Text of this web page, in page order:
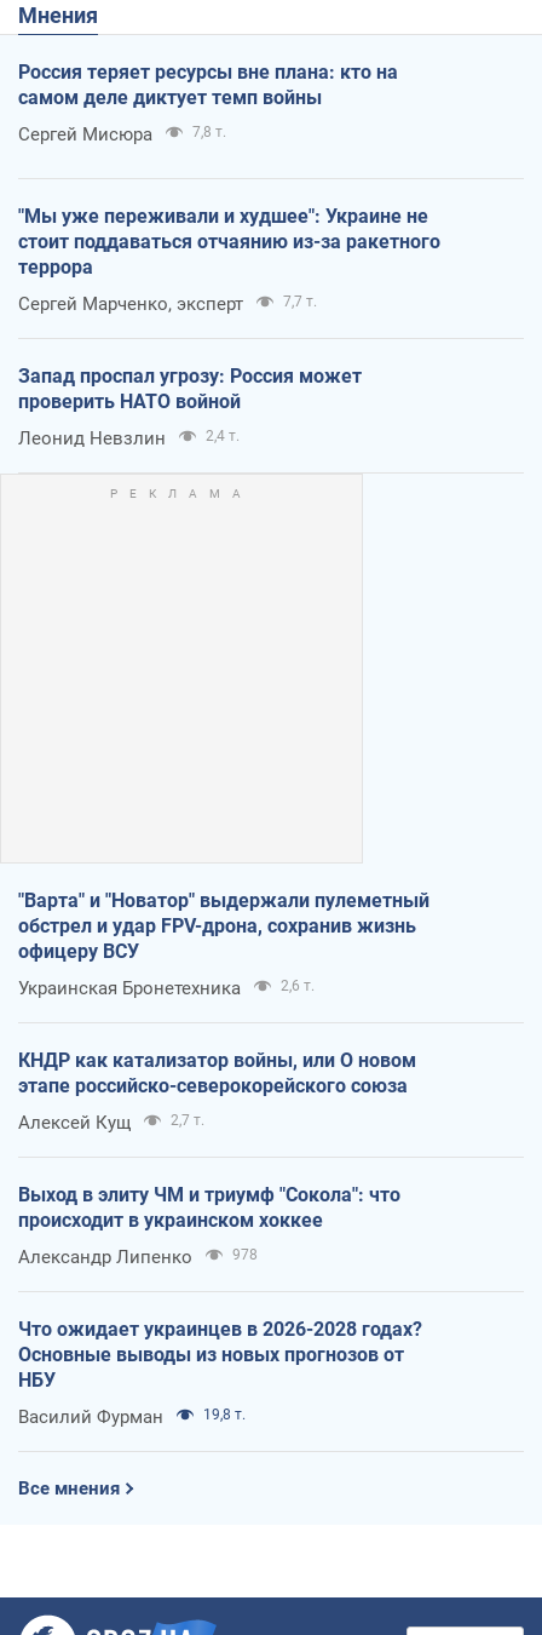
Мнения
Россия теряет ресурсы вне плана: кто на
самом деле диктует темп войны
Сергей Мисюра 7,8 т.
"Мы уже переживали и худшее": Украине не
стоит поддаваться отчаянию из-за ракетного
террора
Сергей Марченко, эксперт 7,7 т.
Запад проспал угрозу: Россия может
проверить НАТО войной
Леонид Невзлин 2,4 т.
"Варта" и "Новатор" выдержали пулеметный
обстрел и удар FPV-дрона, сохранив жизнь
офицеру ВСУ
Украинская Бронетехника 2,6 т.
КНДР как катализатор войны, или О новом
этапе российско-северокорейского союза
Алексей Кущ 2,7 т.
Выход в элиту ЧМ и триумф "Сокола": что
происходит в украинском хоккее
Александр Липенко 978
Что ожидает украинцев в 2026-2028 годах?
Основные выводы из новых прогнозов от
НБУ
Василий Фурман 19,8 т.
Все мнения